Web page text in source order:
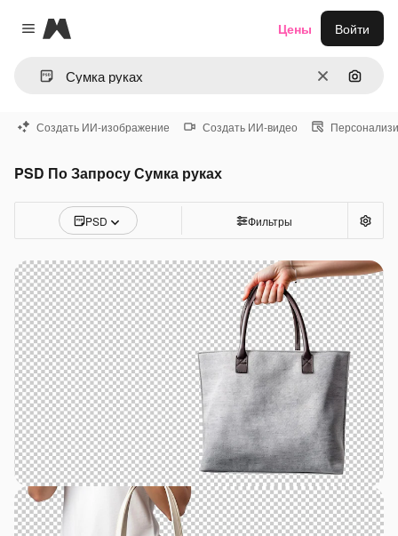
Close menu
Magnific
ОчиститьПоиск
Цены Войти
Создать ИИ-изображение Создать ИИ-видео
PSD По Запросу Сумка руках
PSD Фильтры